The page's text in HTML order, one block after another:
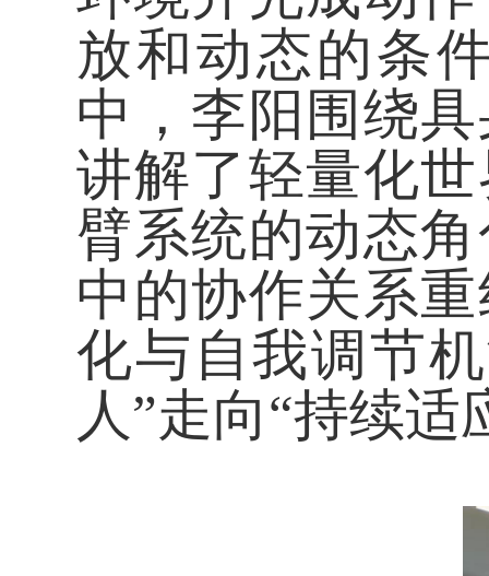
放和动态的条
中，李阳围绕
讲解了轻量化
臂系统的动态
中的协作关系
化与自我调节
人”走向“持续